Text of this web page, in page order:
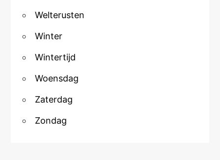
Welterusten
Winter
Wintertijd
Woensdag
Zaterdag
Zondag